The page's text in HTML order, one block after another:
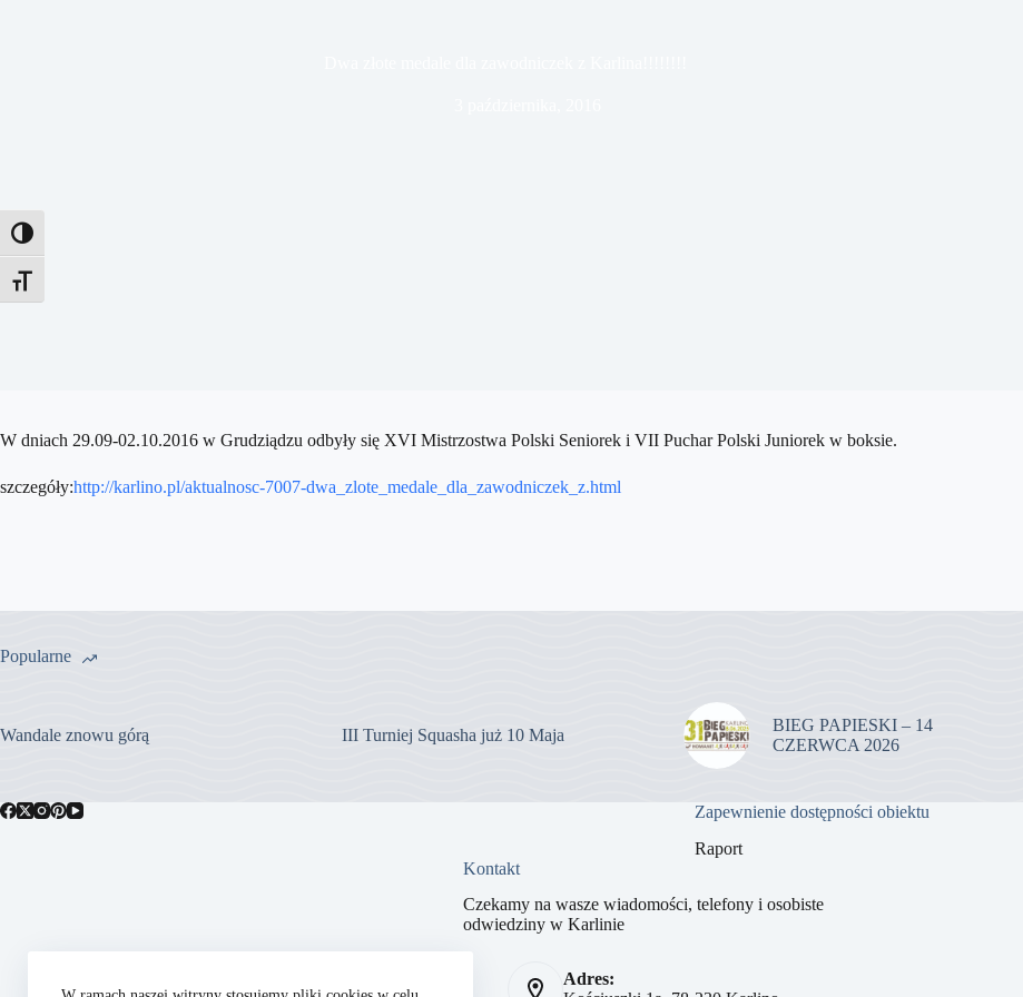
Toggle High Contrast
Toggle Font size
W dniach 29.09-02.10.2016 w Grudziądzu odbyły się XVI Mistrzostwa Polski Seniorek i VII Puchar Polski Juniorek w boksie.
szczegóły:http://karlino.pl/aktualnosc-7007-dwa_zlote_medale_dla_zawodniczek_z.html
Popularne
Wandale znowu górą III Turniej Squasha już 10 Maja
BIEG PAPIESKI – 14
CZERWCA 2026
Zapewnienie dostępności obiektu
Raport
Kontakt
Czekamy na wasze wiadomości, telefony i osobiste
odwiedziny w Karlinie
Adres: